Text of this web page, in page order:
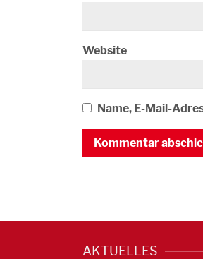
Website
Name, E-Mail-
AKTUELLES